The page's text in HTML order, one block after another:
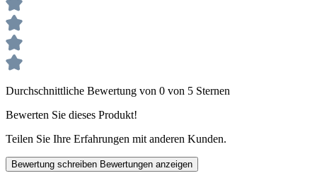
Durchschnittliche Bewertung von 0 von 5 Sternen
Bewerten Sie dieses Produkt!
Teilen Sie Ihre Erfahrungen mit anderen Kunden.
Bewertung schreiben Bewertungen anzeigen